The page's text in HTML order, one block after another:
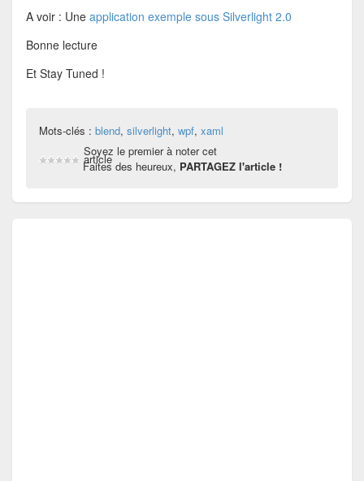
A voir : Une application exemple sous Silverlight 2.0
Bonne lecture
Et Stay Tuned !
Mots-clés : blend, silverlight, wpf, xaml
Soyez le premier à noter cet
article
Faites des heureux, PARTAGEZ l'article !